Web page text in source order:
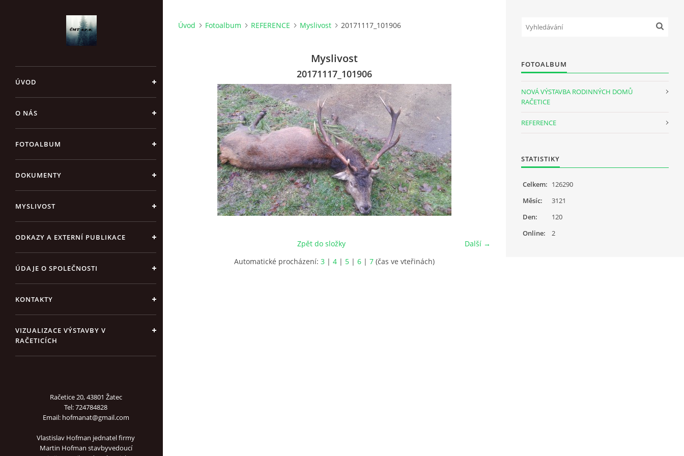
ÚVOD
O NÁS
FOTOALBUM
DOKUMENTY
MYSLIVOST
ODKAZY A EXTERNÍ PUBLIKACE
ÚDAJE O SPOLEČNOSTI
KONTAKTY
VIZUALIZACE VÝSTAVBY V
RAČETICÍCH
Račetice 20, 43801 Žatec
Tel: 724784828
Email: hofmanat@gmail.com
Vlastislav Hofman jednatel firmy
Martin Hofman stavbyvedoucí
Úvod Fotoalbum REFERENCE Myslivost 20171117_101906
Myslivost
20171117_101906
Další →
Zpět do složky
Automatické procházení: 3 | 4 | 5 | 6 | 7 (čas ve vteřinách)
FOTOALBUM
NOVÁ VÝSTAVBA RODINNÝCH DOMŮ
RAČETICE
REFERENCE
STATISTIKY
Online: 2
Celkem: 126290
Měsíc:
3121
Den:
120